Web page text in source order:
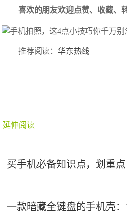
喜欢的朋友欢迎点赞、收藏、
推荐阅读：华东热线
延伸阅读
买手机必备知识点，划重点
一款暗藏全键盘的手机壳